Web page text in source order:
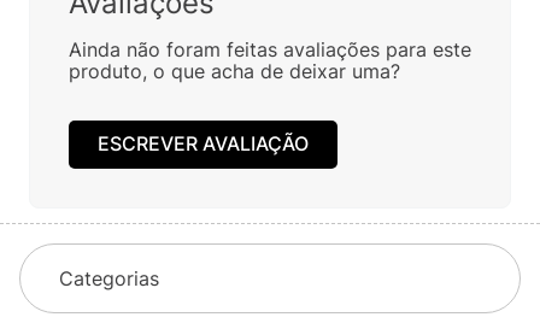
Ainda não foram feitas avaliações para este
produto, o que acha de deixar uma?
ESCREVER AVALIAÇÃO
Categorias